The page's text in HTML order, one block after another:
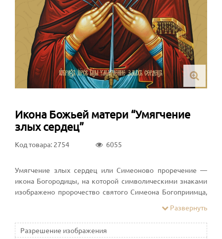
Икона Божьей матери “Умягчение
злых сердец”
Код товара: 2754 6055
Умягчение злых сердец или Симеоново проречение —
икона Богородицы, на которой символическими знаками
изображено пророчество святого Симеона Богоприимца,
Развернуть
Разрешение изображения